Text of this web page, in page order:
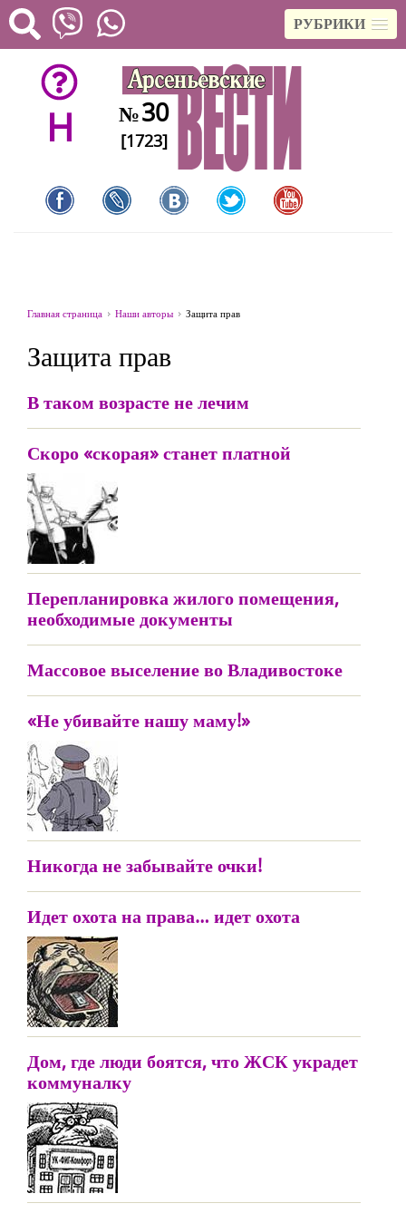
РУБРИКИ
H №30
[1723]
Главная страница Наши авторы Защита прав
Защита прав
В таком возрасте не лечим
Скоро «скорая» станет платной
Перепланировка жилого помещения,
необходимые документы
Массовое выселение во Владивостоке
«Не убивайте нашу маму!»
Никогда не забывайте очки!
Идет охота на права… идет охота
Дом, где люди боятся, что ЖСК украдет
коммуналку